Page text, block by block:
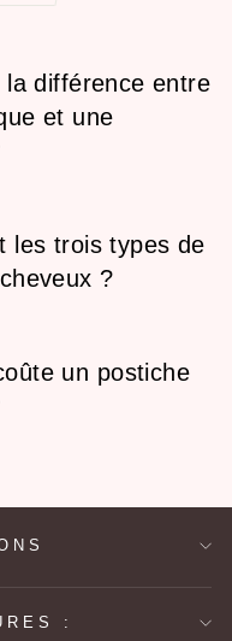
la différence entre
et une
les trois types de
?
un postiche
: